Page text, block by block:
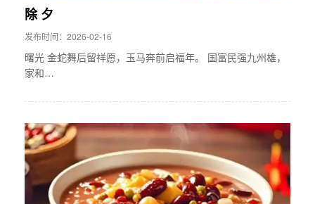
除 夕
发布时间：2026-02-16
曙光 金蛇舞后留祥愿，玉马奔前启福年。 国富民强九州雄，
家和…